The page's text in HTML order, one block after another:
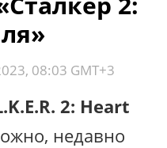
08:03 GMT+3
2: Heart
недавно